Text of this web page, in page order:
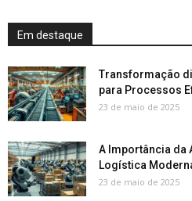
Em destaque
Transformação
para Processos
23 de maio de 2025
A Importância da
Logística
23 de maio de 2025